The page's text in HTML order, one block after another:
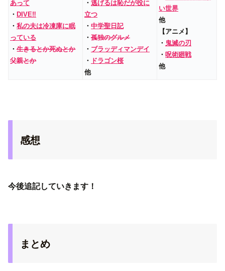
あって
・ DIVE‼
・ 私の夫は冷凍庫に眠
っている
・ 生きるとか死ぬとか
父親とか
・ 逃げるは恥だが役に
立つ
・ 中学聖日記
・ 孤独のグルメ
・ ブラッディマンデイ
・ ドラゴン桜
他
い世界
他
【アニメ】
・ 鬼滅の刃
・ 呪術廻戦
他
感想
今後追記していきます！
まとめ